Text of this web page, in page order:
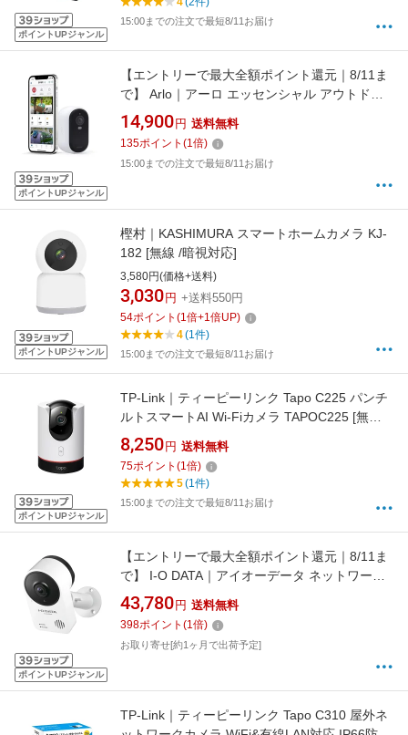
ポイントUPジャンル
15:00までの注文で最短8/11お届け
ポイントUPジャンル
【エントリーで最大全額ポイント還元｜8/11ま
で】 Arlo｜アーロ エッセンシャル アウトドア
セキュリティカメラ 2K 1台セット
VMC3050100JPS [無線 /暗視対応]
14,900 円 送料無料
135ポイント (1倍)
15:00までの注文で最短8/11お届け
ポイントUPジャンル
樫村｜KASHIMURA スマートホームカメラ KJ-
182 [無線 /暗視対応]
3,580円(価格+送料)
3,030 円 +送料550円
54ポイント (1倍+1倍UP)
4(1件)
15:00までの注文で最短8/11お届け
ポイントUPジャンル
TP-Link｜ティーピーリンク Tapo C225 パンチ
ルトスマートAI Wi-Fiカメラ TAPOC225 [無線 /
暗視対応]
8,250 円 送料無料
75ポイント (1倍)
5(1件)
15:00までの注文で最短8/11お届け
ポイントUPジャンル
【エントリーで最大全額ポイント還元｜8/11ま
で】 I-O DATA｜アイオーデータ ネットワーク
カメラ Qwatch（クウォッチ） TS-NA230WP
[有線・無線 /暗視対応 /屋外対応]
43,780 円 送料無料
398ポイント (1倍)
お取り寄せ[約1ヶ月で出荷予定]
TP-Link｜ティーピーリンク Tapo C310 屋外ネ